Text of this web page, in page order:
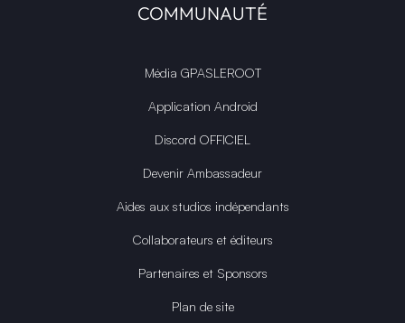
COMMUNAUTÉ
Média GPASLEROOT
Application Android
Discord OFFICIEL
Devenir Ambassadeur
Aides aux studios indépendants
Collaborateurs et éditeurs
Partenaires et Sponsors
Plan de site